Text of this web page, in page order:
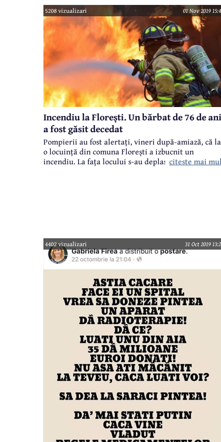
pentru Capela Hernea. Aceste documente vor sta la
baza declarării acestui obiectiv monument istoric,
ceea ce va putea aduce posibilitatea accesării de
fonduri europene pentru reabilitare.
5208 vizualizari 01 Nov 2019
Incendiu la Florești. Un bărbat de 76 de ani
a fost găsit decedat
Pompierii au fost alertați, vineri după-amiază, că la
o locuință din comuna Florești a izbucnit un
incendiu. La fața locului s-au deplasat două
citeste mai
4402 vizualizari 31 Oct 2019